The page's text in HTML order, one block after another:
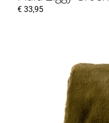
€ 33,95